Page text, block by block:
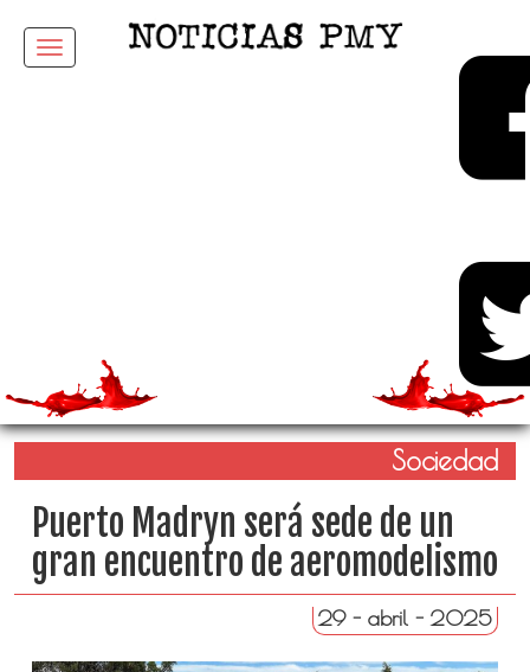
Menu
Sociedad
Puerto Madryn será sede de un
gran encuentro de aeromodelismo
29 - abril - 2025